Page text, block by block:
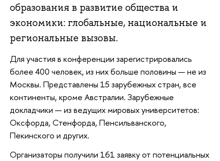
образования в развитие общества и
экономики: глобальные, национальные и
региональные вызовы.
Для участия в конференции зарегистрировались
более 400 человек, из них больше половины — не из
Москвы. Представлены 15 зарубежных стран, все
континенты, кроме Австралии. Зарубежные
докладчики — из ведущих мировых университетов:
Оксфорда, Стенфорда, Пенсильванского,
Пекинского и других.
Организаторы получили 161 заявку от потенциальных